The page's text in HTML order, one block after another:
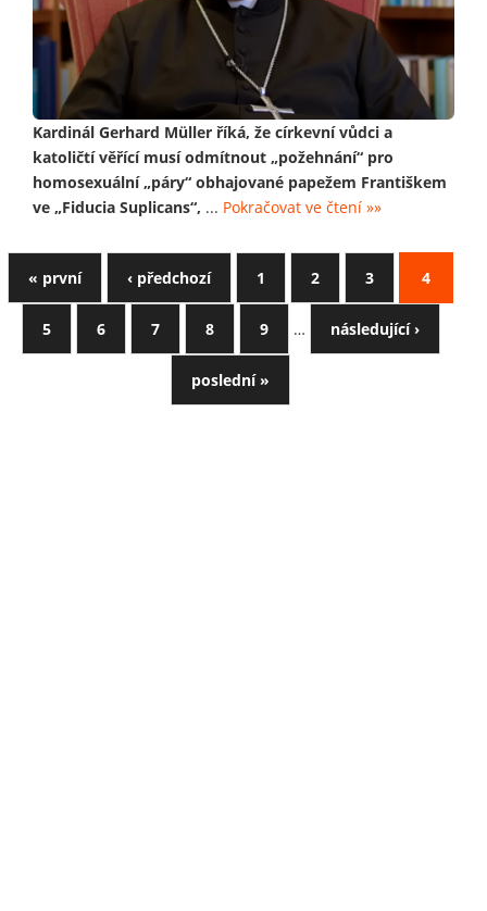
Kardinál Gerhard Müller říká, že církevní vůdci a
katoličtí věřící musí odmítnout „požehnání“ pro
homosexuální „páry“ obhajované papežem Františkem
ve „Fiducia Suplicans“, ... Pokračovat ve čtení »»
« první ‹ předchozí 1 2 3 4
5 6 7 8 9 … následující ›
poslední »